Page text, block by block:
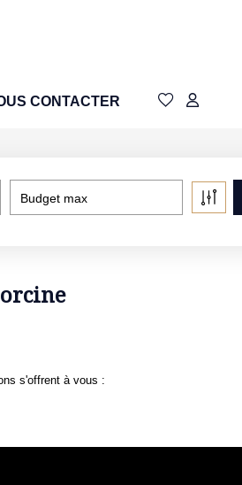
CONTACTER
Budget max
s'offrent à vous :